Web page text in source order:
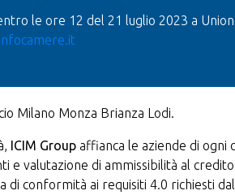
le ore 12 del 21 luglio 2023 a
Milano Monza Brianza Lodi.
ICIM Group affianca le aziende di ogni
valutazione di ammissibilità al credito
conformità ai requisiti 4.0 richiesti